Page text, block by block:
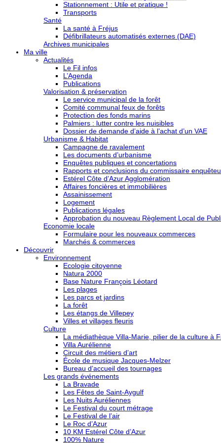
Stationnement : Utile et pratique !
Transports
Santé
La santé à Fréjus
Défibrillateurs automatisés externes (DAE)
Archives municipales
Ma ville
Actualités
Le Fil infos
L’Agenda
Publications
Valorisation & préservation
Le service municipal de la forêt
Comité communal feux de forêts
Protection des fonds marins
Palmiers : lutter contre les nuisibles
Dossier de demande d’aide à l’achat d’un VAE
Urbanisme & Habitat
Campagne de ravalement
Les documents d’urbanisme
Enquêtes publiques et concertations
Rapports et conclusions du commissaire
Estérel Côte d’Azur Agglomération
Affaires foncières et immobilières
Assainissement
Logement
Publications légales
Approbation du nouveau Règlement Local de
Economie locale
Formulaire pour les nouveaux commerces
Marchés & commerces
Découvrir
Environnement
Ecologie citoyenne
Natura 2000
Base Nature François Léotard
Les plages
Les parcs et jardins
La forêt
Les étangs de Villepey
Villes et villages fleuris
Culture
La médiathèque Villa-Marie, pilier de la culture à
Villa Aurélienne
Circuit des métiers d’art
École de musique Jacques-Melzer
Bureau d’accueil des tournages
Les grands événements
La Bravade
Les Fêtes de Saint-Aygulf
Les Nuits Auréliennes
Le Festival du court métrage
Le Festival de l’air
Le Roc d’Azur
10 KM Estérel Côte d’Azur
100% Nature